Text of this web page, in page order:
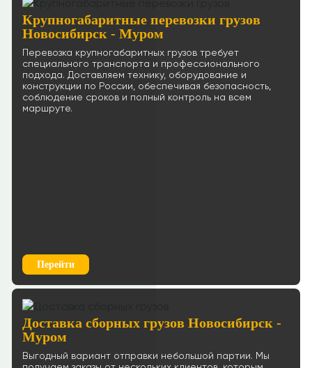
Крупногабаритные перевозки грузов
Новосибирск - Муром
Перевозка крупногабаритных грузов требует
специального транспорта и профессионального
подхода. Доставляем технику, оборудование и
конструкции по России, обеспечивая безопасность,
соблюдение сроков и полный контроль на всем
маршруте.
Перейти
Доставка сборных грузов Новосибирск -
Муром
Выгодный вариант отправки небольшой партии. Мы